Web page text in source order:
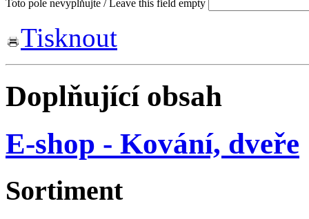
Toto pole nevyplňujte / Leave this field empty
Tisknout
Doplňující obsah
E-shop - Kování, dveře
Sortiment